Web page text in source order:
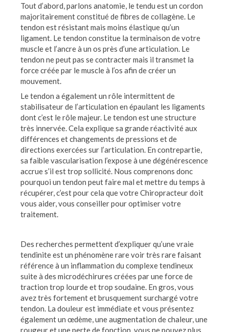
Tout d’abord, parlons anatomie, le tendu est un cordon
majoritairement constitué de fibres de collagène. Le
tendon est résistant mais moins élastique qu’un
ligament. Le tendon constitue la terminaison de votre
muscle et l’ancre à un os près d’une articulation. Le
tendon ne peut pas se contracter mais il transmet la
force créée par le muscle à l’os afin de créer un
mouvement.
Le tendon a également un rôle intermittent de
stabilisateur de l’articulation en épaulant les ligaments
dont c’est le rôle majeur. Le tendon est une structure
très innervée. Cela explique sa grande réactivité aux
différences et changements de pressions et de
directions exercées sur l’articulation. En contrepartie,
sa faible vascularisation l’expose à une dégénérescence
accrue s’il est trop sollicité. Nous comprenons donc
pourquoi un tendon peut faire mal et mettre du temps à
récupérer, c’est pour cela que votre Chiropracteur doit
vous aider, vous conseiller pour optimiser votre
traitement.
Des recherches permettent d’expliquer qu’une vraie
tendinite est un phénomène rare voir très rare faisant
référence à un inflammation du complexe tendineux
suite à des microdéchirures créées par une force de
traction trop lourde et trop soudaine. En gros, vous
avez très fortement et brusquement surchargé votre
tendon. La douleur est immédiate et vous présentez
également un œdème, une augmentation de chaleur, une
rougeur et une perte de fonction, vous ne pouvez plus